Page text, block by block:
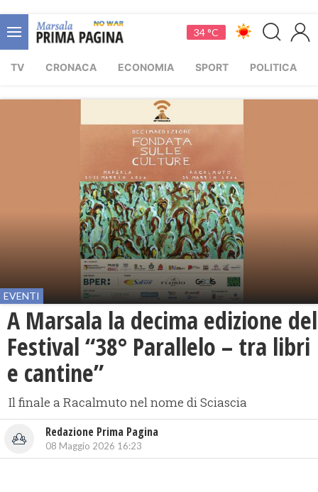
34 °C
TV CRONACA ECONOMIA SPORT POLITICA
EVENTI
A Marsala la decima edizione del
Festival “38° Parallelo – tra libri
e cantine”
Il finale a Racalmuto nel nome di Sciascia
Redazione Prima Pagina
08 Maggio 2026 16:23